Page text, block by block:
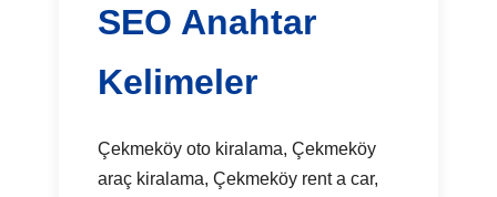
SEO Anahtar
Kelimeler
Çekmeköy oto kiralama, Çekmeköy
araç kiralama, Çekmeköy rent a car,